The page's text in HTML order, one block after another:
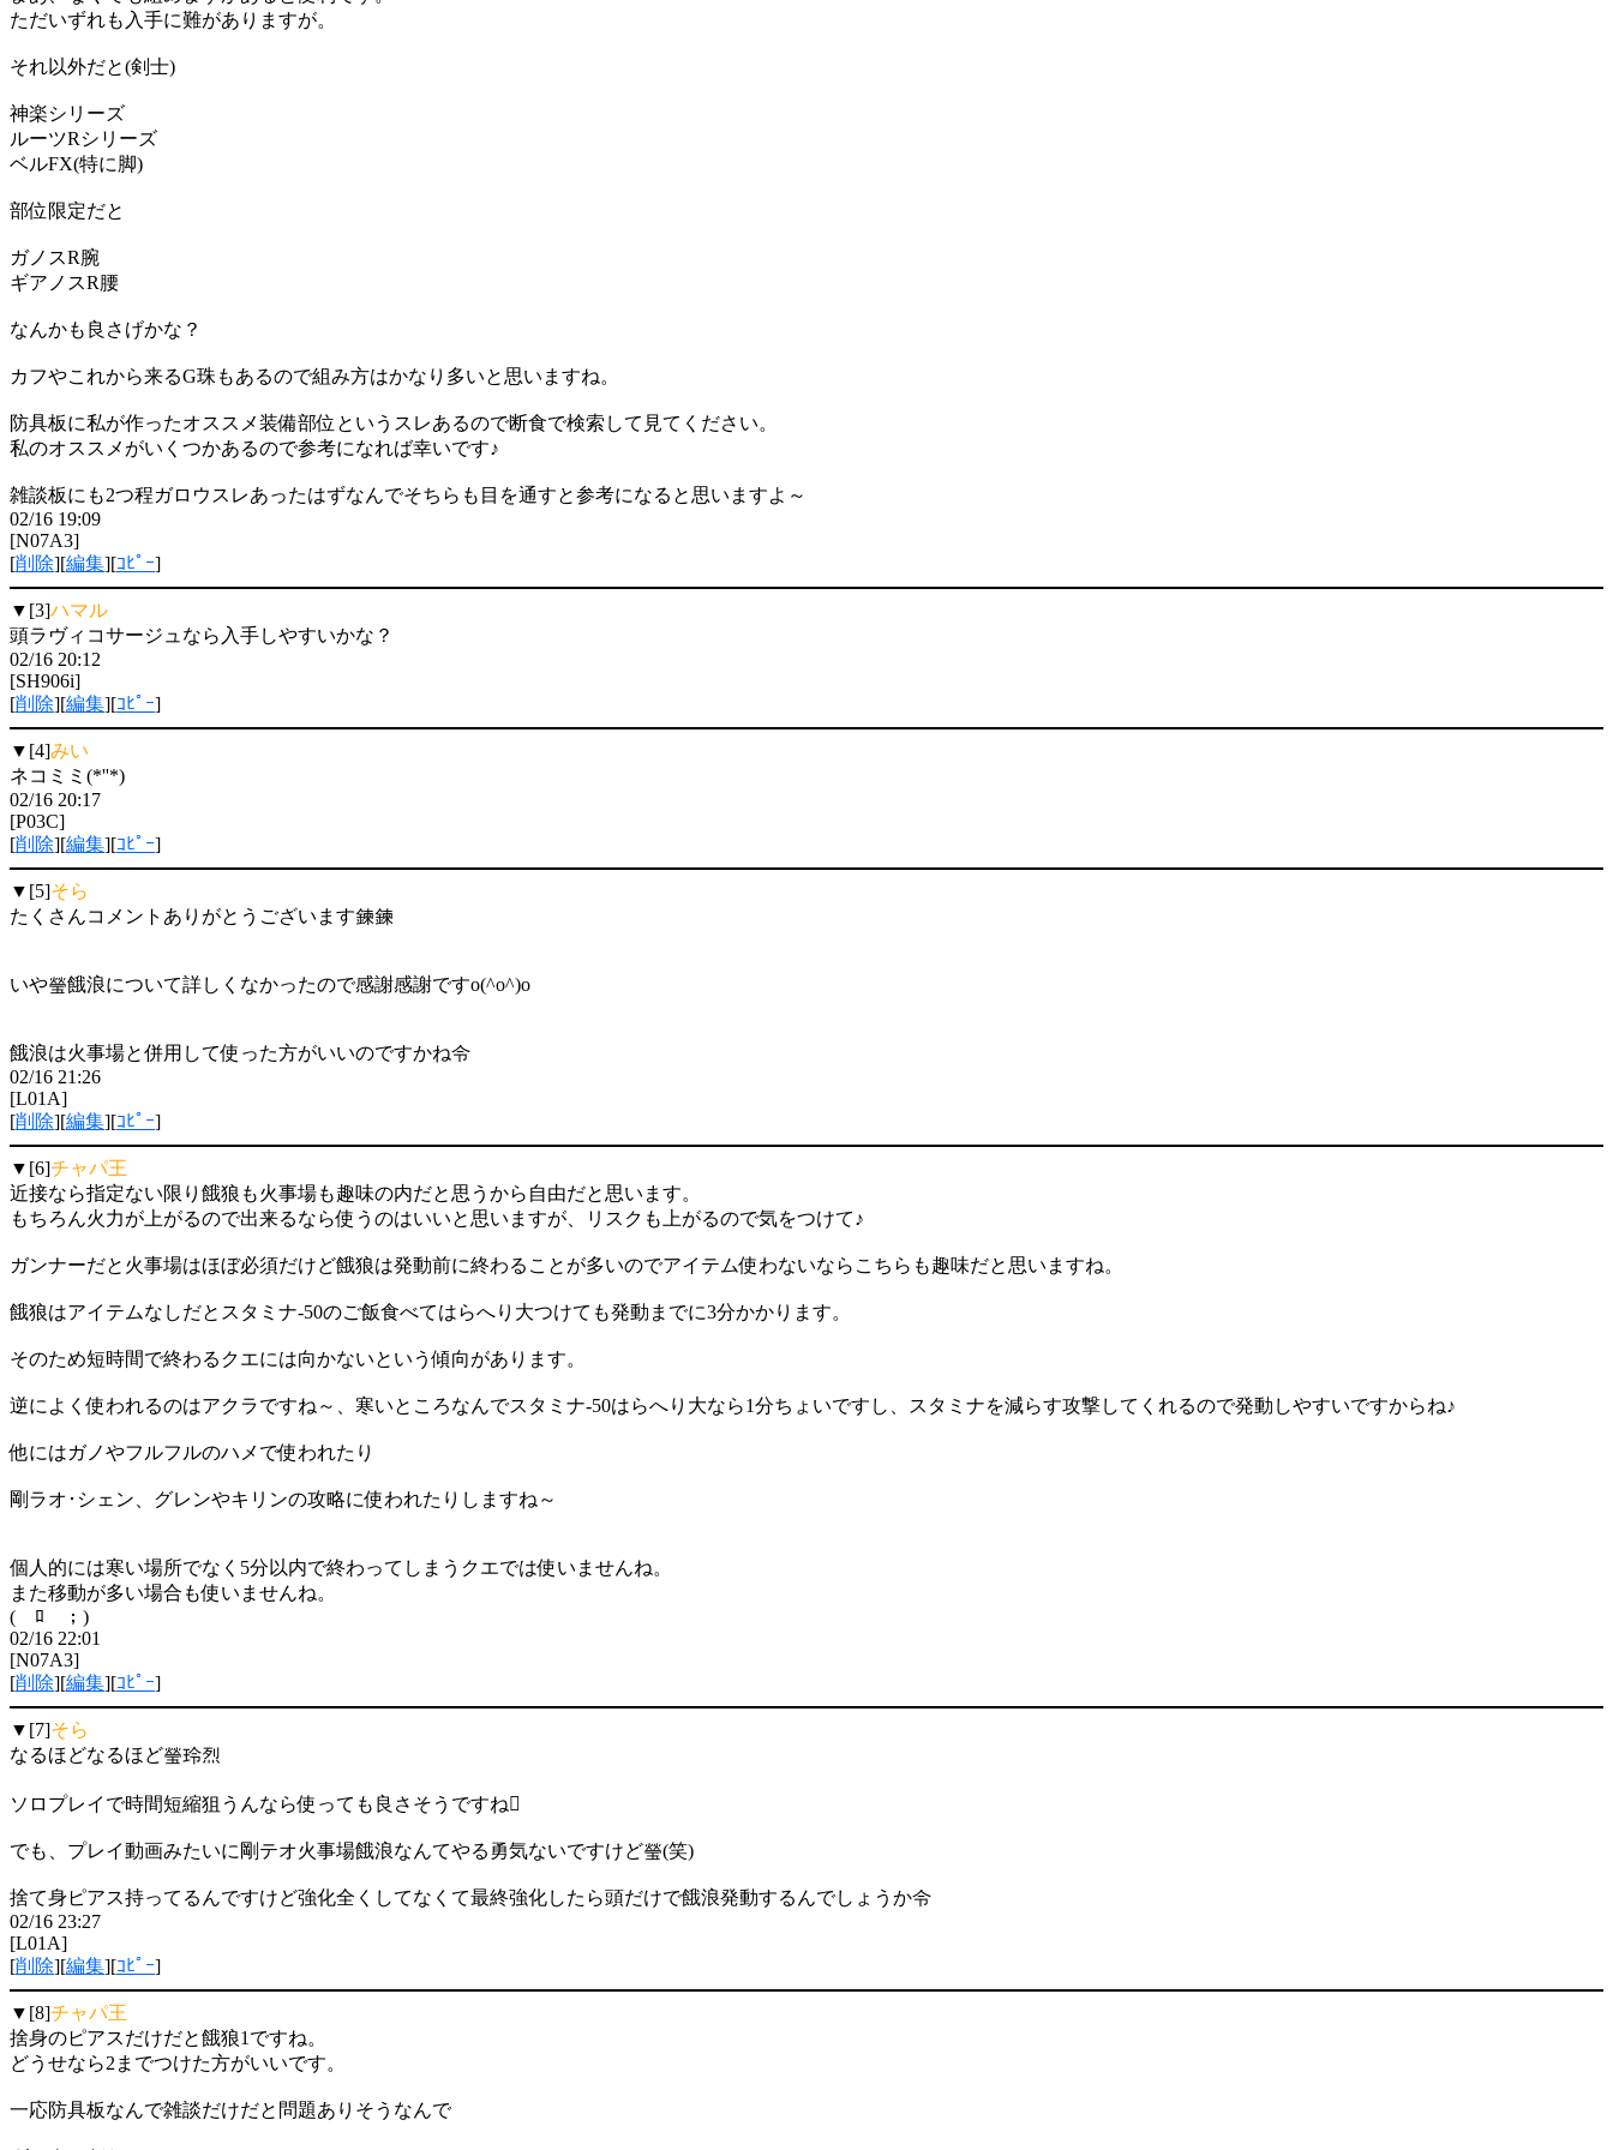
ただいずれも入手に難がありますが。
それ以外だと(剣士)
神楽シリーズ
ルーツRシリーズ
ベルFX(特に脚)
部位限定だと
ガノスR腕
ギアノスR腰
なんかも良さげかな？
カフやこれから来るG珠もあるので組み方はかなり多いと思いますね。
防具板に私が作ったオススメ装備部位というスレあるので断食で検索して見てください。
私のオススメがいくつかあるので参考になれば幸いです♪
雑談板にも2つ程ガロウスレあったはずなんでそちらも目を通すと参考になると思いますよ～
02/16 19:09
[N07A3]
[削除][編集][ｺﾋﾟｰ]
▼[3]ハマル
頭ラヴィコサージュなら入手しやすいかな？
02/16 20:12
[SH906i]
[削除][編集][ｺﾋﾟｰ]
▼[4]みい
ネコミミ(*''*)
02/16 20:17
[P03C]
[削除][編集][ｺﾋﾟｰ]
▼[5]そら
たくさんコメントありがとうございます鍊鍊
いや瑩餓浪について詳しくなかったので感謝感謝ですo(^o^)o
餓浪は火事場と併用して使った方がいいのですかね令
02/16 21:26
[L01A]
[削除][編集][ｺﾋﾟｰ]
▼[6]チャパ王
近接なら指定ない限り餓狼も火事場も趣味の内だと思うから自由だと思います。
もちろん火力が上がるので出来るなら使うのはいいと思いますが、リスクも上がるので気をつけて♪
ガンナーだと火事場はほぼ必須だけど餓狼は発動前に終わることが多いのでアイテム使わないならこちらも趣味だと思いますね。
餓狼はアイテムなしだとスタミナ-50のご飯食べてはらへり大つけても発動までに3分かかります。
そのため短時間で終わるクエには向かないという傾向があります。
逆によく使われるのはアクラですね～、寒いところなんでスタミナ-50はらへり大なら1分ちょいですし、スタミナを減らす攻撃してくれるので発動しやすいですからね♪
他にはガノやフルフルのハメで使われたり
剛ラオ･シェン、グレンやキリンの攻略に使われたりしますね～
個人的には寒い場所でなく5分以内で終わってしまうクエでは使いませんね。
また移動が多い場合も使いませんね。
(￣ﾛ￣；)
02/16 22:01
[N07A3]
[削除][編集][ｺﾋﾟｰ]
▼[7]そら
なるほどなるほど瑩玲烈
ソロプレイで時間短縮狙うんなら使っても良さそうですね
でも、プレイ動画みたいに剛テオ火事場餓浪なんてやる勇気ないですけど瑩(笑)
捨て身ピアス持ってるんですけど強化全くしてなくて最終強化したら頭だけで餓浪発動するんでしょうか令
02/16 23:27
[L01A]
[削除][編集][ｺﾋﾟｰ]
▼[8]チャパ王
捨身のピアスだけだと餓狼1ですね。
どうせなら2までつけた方がいいです。
一応防具板なんで雑談だけだと問題ありそうなんで